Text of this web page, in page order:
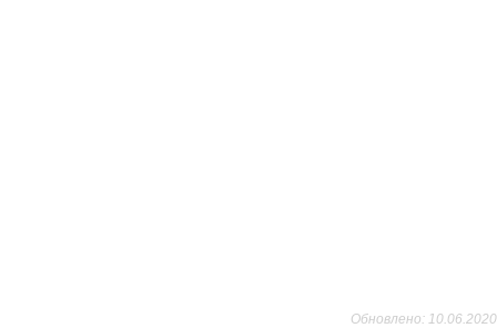
Обновлено: 10.06.2020